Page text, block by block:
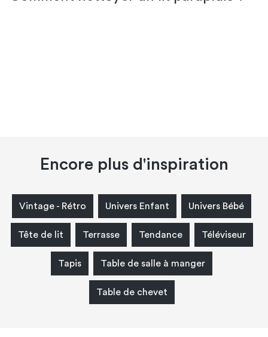
Encore plus d'inspiration
Vintage - Rétro Univers Enfant Univers Bébé
Tête de lit Terrasse Tendance Téléviseur
Tapis Table de salle à manger
Table de chevet